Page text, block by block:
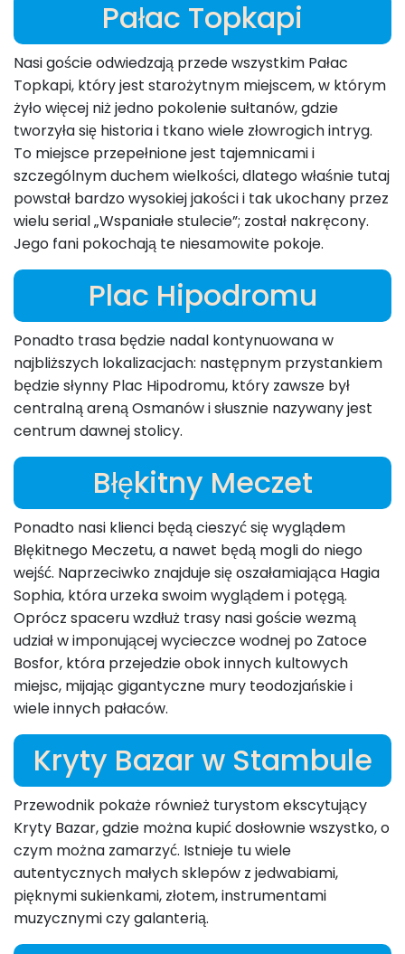
Pałac Topkapi
Nasi goście odwiedzają przede wszystkim Pałac
Topkapi, który jest starożytnym miejscem, w którym
żyło więcej niż jedno pokolenie sułtanów, gdzie
tworzyła się historia i tkano wiele złowrogich intryg.
To miejsce przepełnione jest tajemnicami i
szczególnym duchem wielkości, dlatego właśnie tutaj
powstał bardzo wysokiej jakości i tak ukochany przez
wielu serial „Wspaniałe stulecie”; został nakręcony.
Jego fani pokochają te niesamowite pokoje.
Plac Hipodromu
Ponadto trasa będzie nadal kontynuowana w
najbliższych lokalizacjach: następnym przystankiem
będzie słynny Plac Hipodromu, który zawsze był
centralną areną Osmanów i słusznie nazywany jest
centrum dawnej stolicy.
Błękitny Meczet
Ponadto nasi klienci będą cieszyć się wyglądem
Błękitnego Meczetu, a nawet będą mogli do niego
wejść. Naprzeciwko znajduje się oszałamiająca Hagia
Sophia, która urzeka swoim wyglądem i potęgą.
Oprócz spaceru wzdłuż trasy nasi goście wezmą
udział w imponującej wycieczce wodnej po Zatoce
Bosfor, która przejedzie obok innych kultowych
miejsc, mijając gigantyczne mury teodozjańskie i
wiele innych pałaców.
Kryty Bazar w Stambule
Przewodnik pokaże również turystom ekscytujący
Kryty Bazar, gdzie można kupić dosłownie wszystko, o
czym można zamarzyć. Istnieje tu wiele
autentycznych małych sklepów z jedwabiami,
pięknymi sukienkami, złotem, instrumentami
muzycznymi czy galanterią.